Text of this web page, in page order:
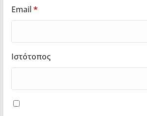
Email*
Ιστότοπος